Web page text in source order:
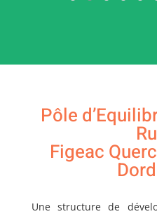
Pôle
Figeac
Une structure de